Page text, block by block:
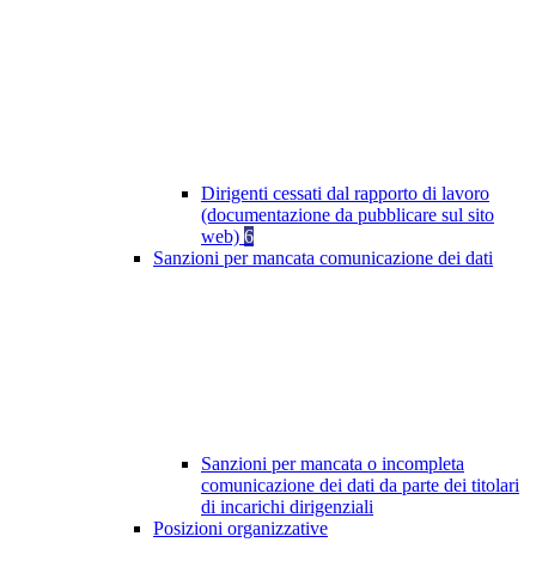
Dirigenti cessati dal rapporto di lavoro
(documentazione da pubblicare sul sito
web) 6
Sanzioni per mancata comunicazione dei dati
Sanzioni per mancata o incompleta
comunicazione dei dati da parte dei titolari
di incarichi dirigenziali
Posizioni organizzative